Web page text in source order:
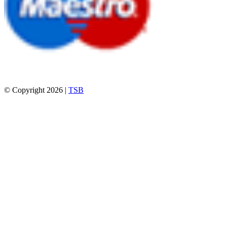
© Copyright 2026 | TSB